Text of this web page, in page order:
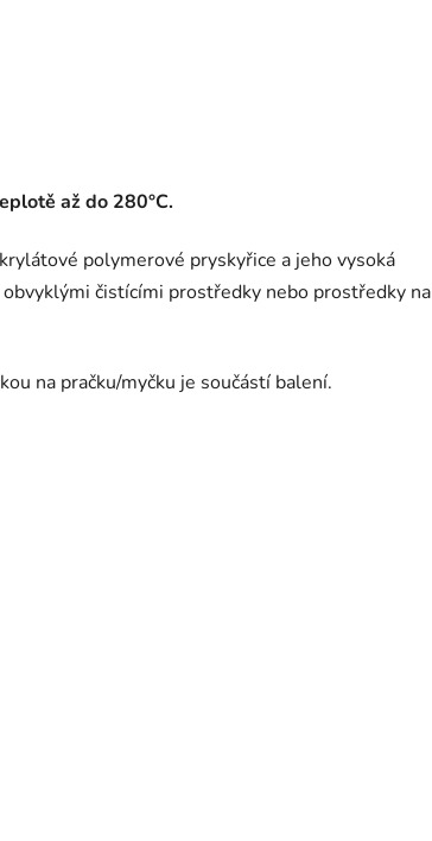
až do 280°C.
polymerové pryskyřice a jeho vysoká
čistícími prostředky nebo prostředky na
na pračku/myčku je součástí balení.